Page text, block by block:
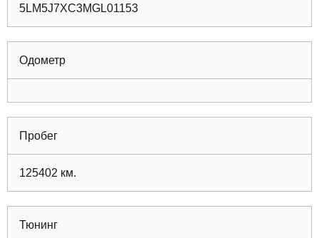
5LM5J7XC3MGL01153
Одометр
Пробег
125402 км.
Тюнинг